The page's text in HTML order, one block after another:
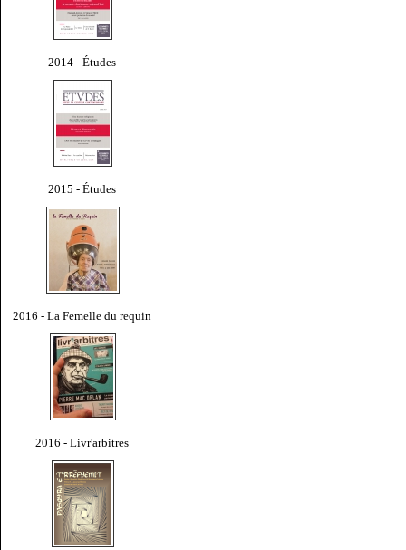
2014 - Études
2015 - Études
2016 - La Femelle du requin
2016 - Livr'arbitres